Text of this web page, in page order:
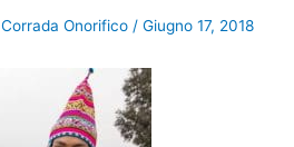
Corrada Onorifico / Giugno 17, 2018